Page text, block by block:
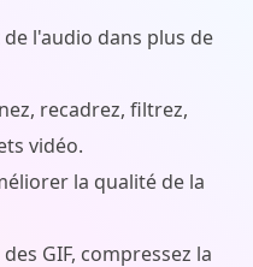
l'audio dans plus de
recadrez, filtrez,
vidéo.
la qualité de la
GIF, compressez la